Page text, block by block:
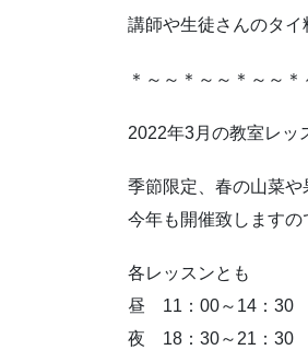
講師や生徒さんのタイ
＊～～＊～～＊～～
2022年3月の教室レッ
季節限定、春の山菜や
今年も開催致しますの
各レッスンとも
昼 11：00～14：30
夜 18：30～21：30